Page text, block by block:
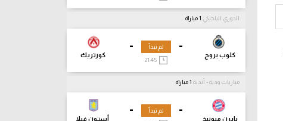
الدوري البلجيكي
-
كلوب بروج
-
كورتريك
لم تبدأ
مباريات ودية - أندية
-
بايرن ميونيخ
-
أستون فيلا
لم تبدأ